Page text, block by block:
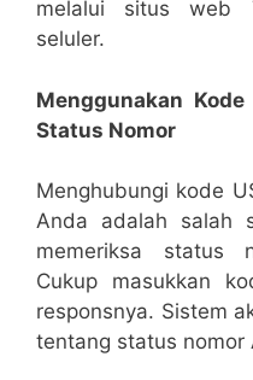
melalui situs web
seluler.
Menggunakan
Status Nomor
Menghubungi kode
Anda adalah salah
memeriksa status
Cukup masukkan
responsnya. Sistem
tentang status nomor